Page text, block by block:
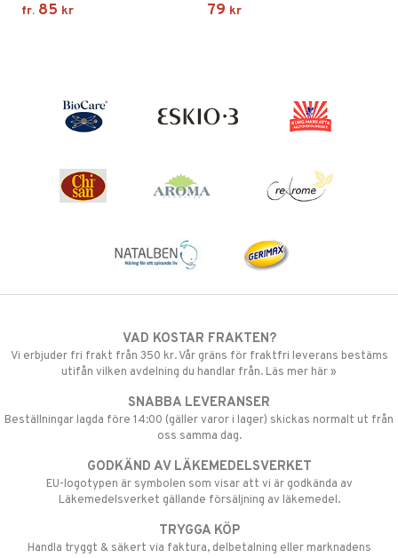
fr. 85 kr 79 kr
VAD KOSTAR FRAKTEN?
Vi erbjuder fri frakt från 350 kr. Vår gräns för fraktfri leverans bestäms
utifån vilken avdelning du handlar från. Läs mer här »
SNABBA LEVERANSER
Beställningar lagda före 14:00 (gäller varor i lager) skickas normalt ut från
oss samma dag.
GODKÄND AV LÄKEMEDELSVERKET
EU-logotypen är symbolen som visar att vi är godkända av
Läkemedelsverket gällande försäljning av läkemedel.
TRYGGA KÖP
Handla tryggt & säkert via faktura, delbetalning eller marknadens